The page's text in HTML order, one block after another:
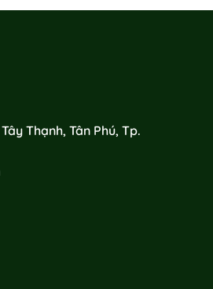
Thạnh, Tân Phú, Tp.